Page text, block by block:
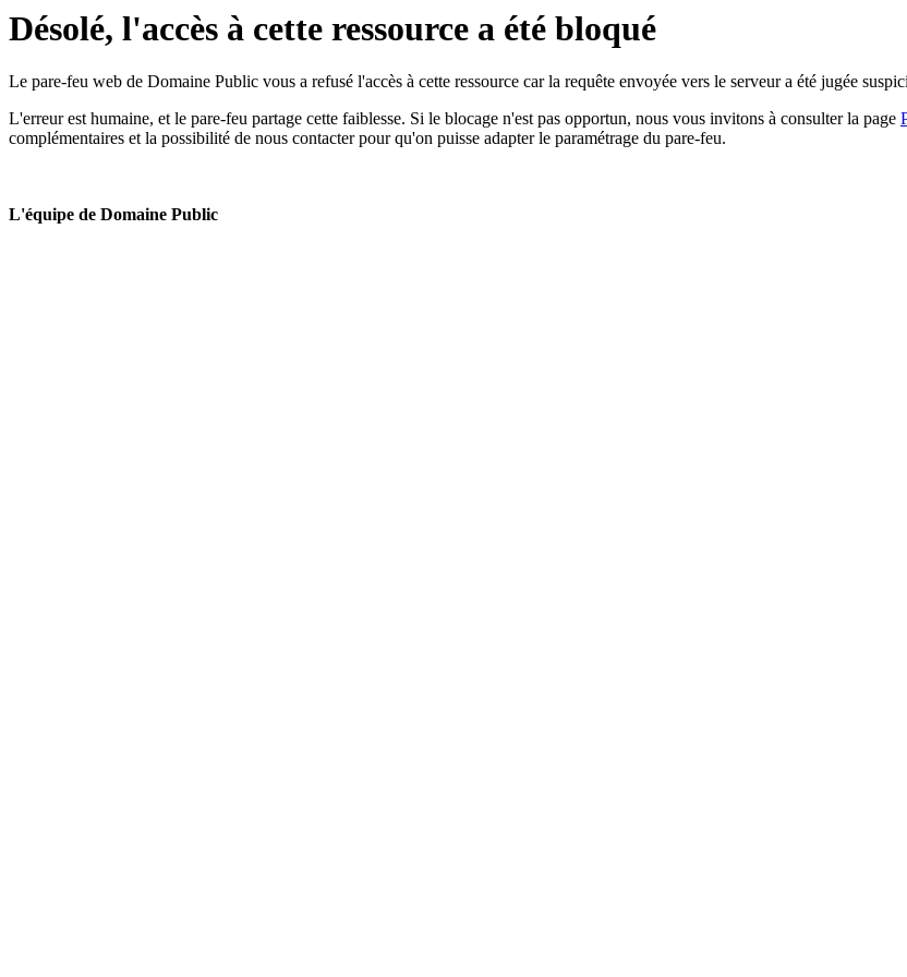
Désolé, l'accès à cette ressource a été bloqué
Le pare-feu web de Domaine Public vous a refusé l'accès à cette ressource car la requête envoyée vers le serveur a été jugée
L'erreur est humaine, et le pare-feu partage cette faiblesse. Si le blocage n'est pas opportun, nous vous invitons à consulter la page
complémentaires et la possibilité de nous contacter pour qu'on puisse adapter le paramétrage du pare-feu.
L'équipe de Domaine Public